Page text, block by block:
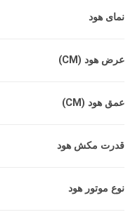
نمای هود
عرض هود (CM)
عمق هود (CM)
قدرت مکش هود
نوع موتور هود